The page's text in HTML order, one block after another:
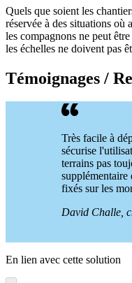
Quels que soient les
réservée à des situations où
les compagnons ne peut
les échelles ne doivent pas
Témoignages /
Très facile à
sécurise
terrains pas
supplémentaire
fixés sur les
David Challe,
En lien avec cette solution